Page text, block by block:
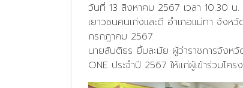
วันที่ 13 สิงหาคม 2567 เวลา 10.30 น
เยาวชนคนเก่งและดี อำเภอแม่ทา จังห
กรกฎาคม 2567
นายสันติธร ยิ้มละมัย ผู้ว่าราชการจังห
ONE ประจำปี 2567 ให้แก่ผู้เข้าร่วมโ